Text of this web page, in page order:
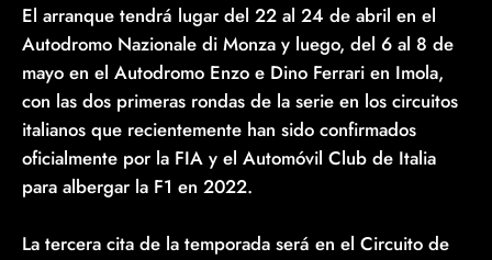
El arranque tendrá lugar del 22 al 24 de abril en el
Autodromo Nazionale di Monza y luego, del 6 al 8 de
mayo en el Autodromo Enzo e Dino Ferrari en Imola,
con las dos primeras rondas de la serie en los circuitos
italianos que recientemente han sido confirmados
oficialmente por la FIA y el Automóvil Club de Italia
para albergar la F1 en 2022.
La tercera cita de la temporada será en el Circuito de